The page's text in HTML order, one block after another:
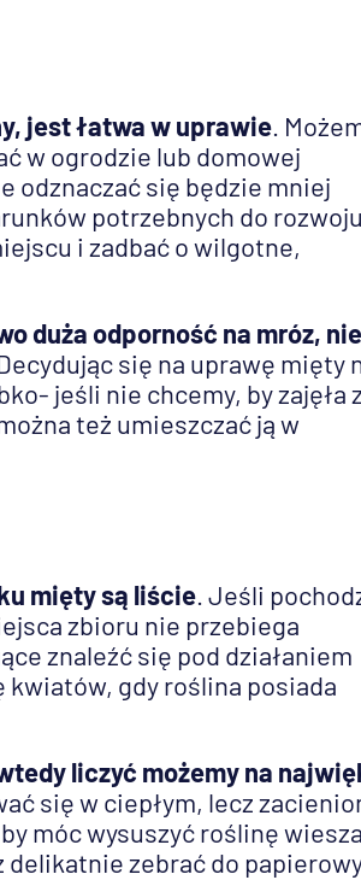
jest łatwa w uprawie .
w ogrodzie lub domowej
odznaczać się będzie mniej
potrzebnych do
i zadbać o wilgotne,
duża odporność na mróz,
Decydując się na uprawę mięty
jeśli nie chcemy, by zajęła
też umieszczać ją w
mięty są liście. Jeśli
zbioru nie przebiega
znaleźć się pod działaniem
gdy roślina posiada
liczyć możemy na
się w ciepłym, lecz
móc wysuszyć roślinę
delikatnie zebrać do